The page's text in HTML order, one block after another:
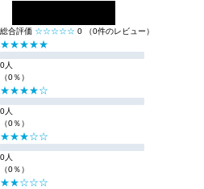
総合評価 ☆☆☆☆☆ 0 （0件のレビュー）
★★★★★
0人
（0％）
★★★★☆
0人
（0％）
★★★☆☆
0人
（0％）
★★☆☆☆